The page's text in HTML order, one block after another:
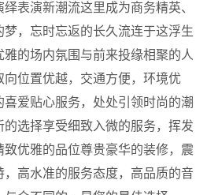
表演新潮流这里成为商务精英、
，忘时忘返的长久流连于这浮生
的场内氛围与前来投缘相聚的人
位置优越，交通方便，环境优
爱贴心服务，处处引领时尚的潮
选择享受细致入微的服务，挥发
优雅的品位尊贵豪华的装修，震
高水准的服务态度，高品质的音